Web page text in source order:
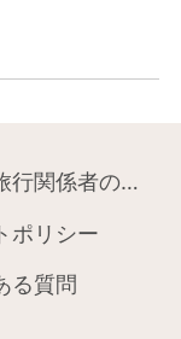
関係者の皆様へ
ポリシー
る質問